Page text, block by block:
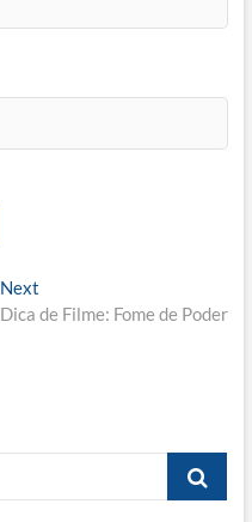
Next
post:
Dica de Filme: Fome de Poder
Busca